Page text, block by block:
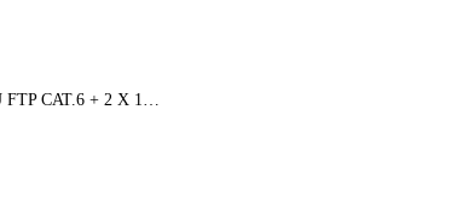
CABLU FTP CAT.6 + 2 X 1.5 MM2 ( LITAT ) CU SUFA